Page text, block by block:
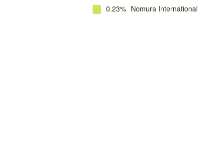
0.23% Nomura International